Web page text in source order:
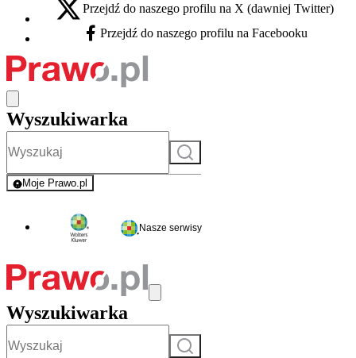
X - otwiera się w nowej karcie
Przejdź do naszego profilu na X (dawniej Twitter)
Facebook - otwiera się w nowej karcie
Przejdź do naszego profilu na Facebooku
Wyszukiwarka
Szukaj
Moje Prawo.pl
- rejestracja i logowanie do serwisu
Nasze serwisy
Wyszukiwarka
Szukaj